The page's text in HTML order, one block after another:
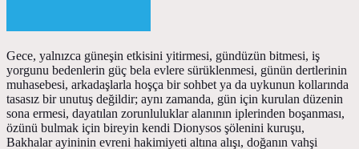
Gece, yalnızca güneşin etkisini yitirmesi, gündüzün bitmesi, iş
yorgunu bedenlerin güç bela evlere sürüklenmesi, günün dertlerinin
muhasebesi, arkadaşlarla hoşça bir sohbet ya da uykunun kollarında
tasasız bir unutuş değildir; aynı zamanda, gün için kurulan düzenin
sona ermesi, dayatılan zorunluluklar alanının iplerinden boşanması,
özünü bulmak için bireyin kendi Dionysos şölenini kuruşu,
Bakhalar ayininin evreni hakimiyeti altına alışı, doğanın vahşi